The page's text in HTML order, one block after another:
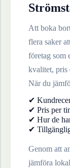
Att boka
flera saker
företag som
kvalitet, pris
När du
✔
✔ Pris per
✔ Hur de
✔
Genom att
jämföra